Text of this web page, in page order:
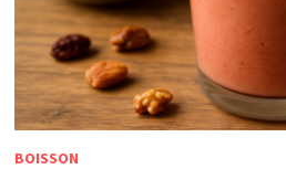
BOISSON